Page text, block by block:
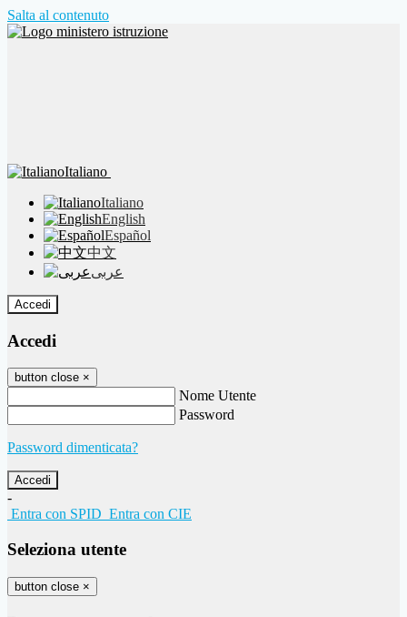
Salta al contenuto
Italiano
Italiano
English
Español
中文
عربى
Accedi
Accedi
button close ×
Nome Utente
Password
Password dimenticata?
-
Entra con SPID Entra con CIE
Seleziona utente
button close ×